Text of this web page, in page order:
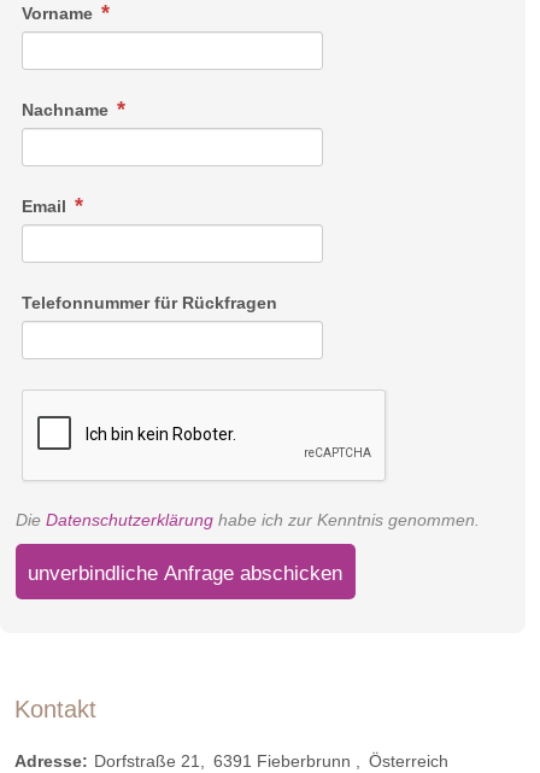
Vorname
Nachname
Email
Telefonnummer für Rückfragen
Die Datenschutzerklärung habe ich zur Kenntnis genommen.
unverbindliche Anfrage abschicken
Kontakt
Adresse: Dorfstraße 21 6391 Fieberbrunn
Österreich